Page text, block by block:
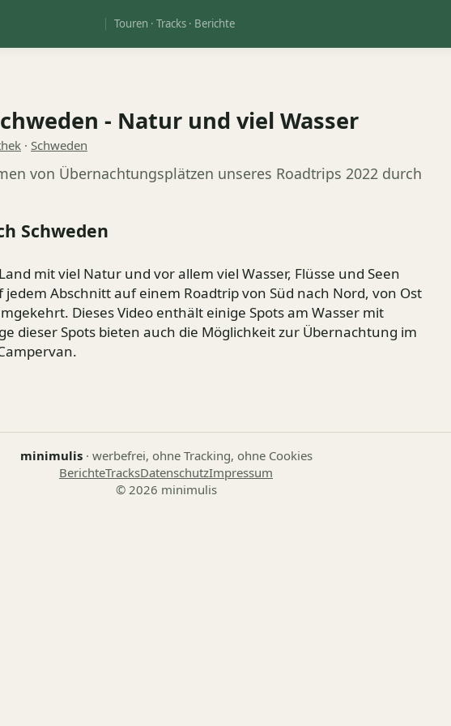
Touren · Tracks · Berichte
- Natur und viel Wasser
· Schweden
von Übernachtungsplätzen unseres Roadtrips 2022 durch
Schweden
Google).
mit viel Natur und vor allem viel Wasser, Flüsse und Seen
jedem Abschnitt auf einem Roadtrip von Süd nach Nord, von Ost
Dieses Video enthält einige Spots am Wasser mit
dieser Spots bieten auch die Möglichkeit zur Übernachtung im
minimulis · werbefrei, ohne Tracking, ohne Cookies
BerichteTracksDatenschutzImpressum
© 2026 minimulis